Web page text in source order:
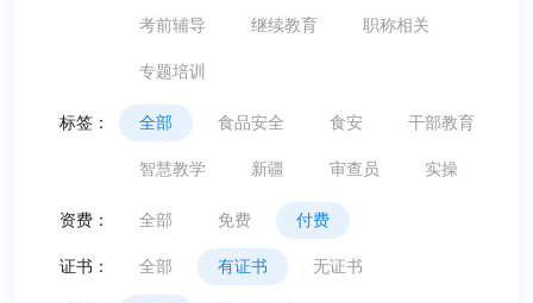
考前辅导 继续教育 职称相关
专题培训
标签： 全部 食品安全 食安 干部教育
智慧教学 新疆 审查员 实操
资费： 全部 免费 付费
证书： 全部 有证书 无证书